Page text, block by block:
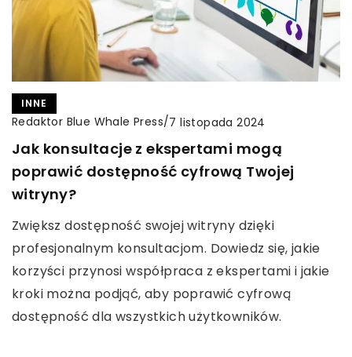
INNE
Redaktor Blue Whale Press/7 listopada 2024
Jak konsultacje z ekspertami mogą
poprawić dostępność cyfrową Twojej
witryny?
Zwiększ dostępność swojej witryny dzięki
profesjonalnym konsultacjom. Dowiedz się, jakie
korzyści przynosi współpraca z ekspertami i jakie
kroki można podjąć, aby poprawić cyfrową
dostępność dla wszystkich użytkowników.